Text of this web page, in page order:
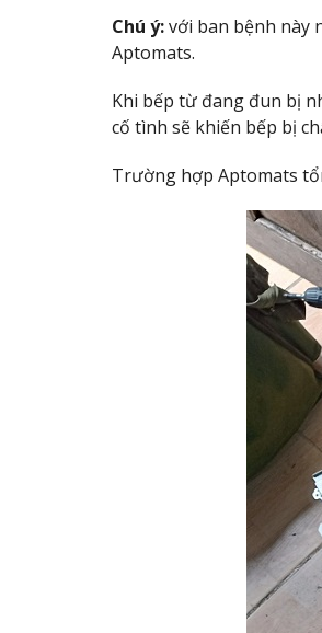
Chú ý:với ban bệnh này
Aptomats.
Khi bếp từ đang đun bị
cố tình sẽ khiến bếp bị
Trường hợp Aptomats